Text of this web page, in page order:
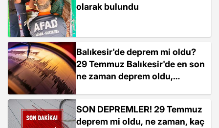
olarak bulundu
Balıkesir'de deprem mi oldu?
29 Temmuz Balıkesir'de en son
ne zaman deprem oldu,
SON DEPREMLER! 29 Temmuz
deprem mi oldu, ne zaman, kaç